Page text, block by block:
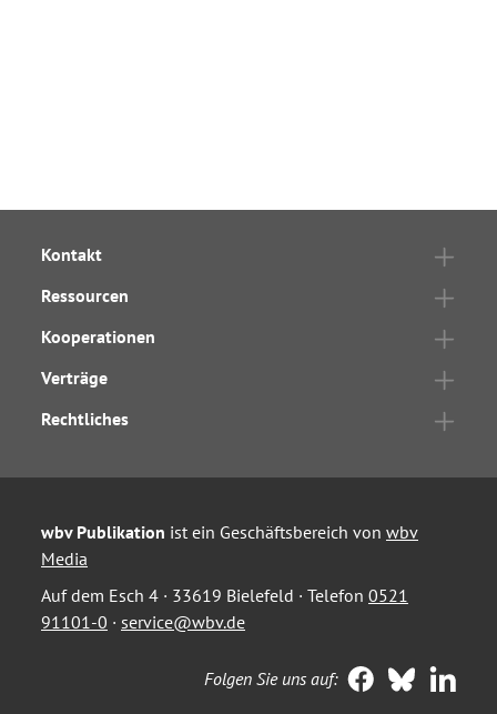
Kontakt
Ressourcen
Kooperationen
Verträge
Rechtliches
wbv Publikation ist ein Geschäftsbereich von wbv
Media
Auf dem Esch 4 · 33619 Bielefeld · Telefon 0521
91101-0 · service@wbv.de
Folgen Sie uns auf: